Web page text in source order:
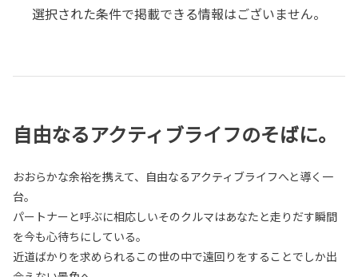
選択された条件で掲載できる情報はございません。
自由なるアクティブライフのそばに。
おおらかな余裕を携えて、自由なるアクティブライフへと導く一
台。
パートナーと呼ぶに相応しいそのクルマはあなたと走りだす瞬間
を今も心待ちにしている。
近道ばかりを求められるこの世の中で遠回りをすることでしか出